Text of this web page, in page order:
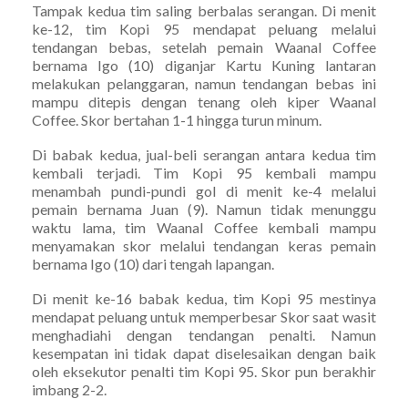
Tampak kedua tim saling berbalas serangan. Di menit
ke-12, tim Kopi 95 mendapat peluang melalui
tendangan bebas, setelah pemain Waanal Coffee
bernama Igo (10) diganjar Kartu Kuning lantaran
melakukan pelanggaran, namun tendangan bebas ini
mampu ditepis dengan tenang oleh kiper Waanal
Coffee. Skor bertahan 1-1 hingga turun minum.
Di babak kedua, jual-beli serangan antara kedua tim
kembali terjadi. Tim Kopi 95 kembali mampu
menambah pundi-pundi gol di menit ke-4 melalui
pemain bernama Juan (9). Namun tidak menunggu
waktu lama, tim Waanal Coffee kembali mampu
menyamakan skor melalui tendangan keras pemain
bernama Igo (10) dari tengah lapangan.
Di menit ke-16 babak kedua, tim Kopi 95 mestinya
mendapat peluang untuk memperbesar Skor saat wasit
menghadiahi dengan tendangan penalti. Namun
kesempatan ini tidak dapat diselesaikan dengan baik
oleh eksekutor penalti tim Kopi 95. Skor pun berakhir
imbang 2-2.